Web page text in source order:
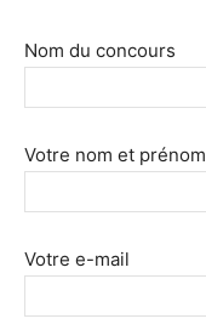
Nom du concours
Votre nom et prénom
Votre e-mail